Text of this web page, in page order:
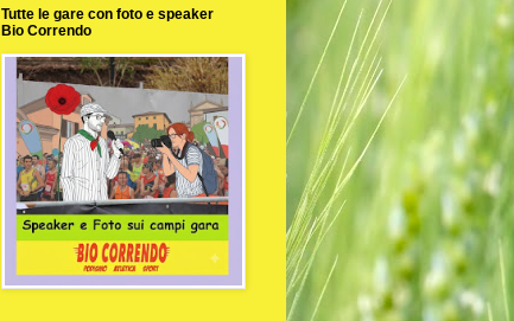
Tutte le gare con foto e speaker
Bio Correndo